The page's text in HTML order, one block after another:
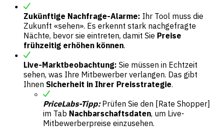
Zukünftige Nachfrage-Alarme: Ihr Tool muss die
Zukunft «sehen». Es erkennt stark nachgefragte
Nächte, bevor sie eintreten, damit Sie Preise
frühzeitig erhöhen können.
Live-Marktbeobachtung: Sie müssen in Echtzeit
sehen, was Ihre Mitbewerber verlangen. Das gibt
Ihnen Sicherheit in Ihrer Preisstrategie.
PriceLabs-Tipp:Prüfen Sie den [Rate Shopper]
im Tab Nachbarschaftsdaten, um Live-
Mitbewerberpreise einzusehen.